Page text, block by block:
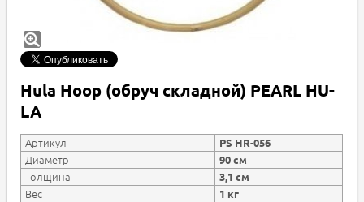
Hula Hoop (обруч складной) PEARL HU-
LA
Артикул PS HR-056
Диаметр 90 см
Толщина 3,1 см
Вес 1 кг